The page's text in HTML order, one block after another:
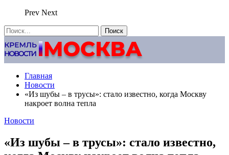
Prev Next
Главная
Новости
«Из шубы – в трусы»: стало известно, когда Москву
накроет волна тепла
Новости
«Из шубы – в трусы»: стало известно,